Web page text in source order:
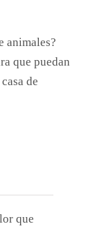
animales?
que puedan
de
que